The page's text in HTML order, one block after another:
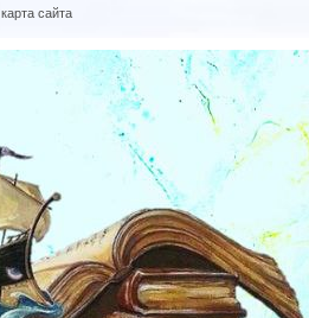
карта сайта